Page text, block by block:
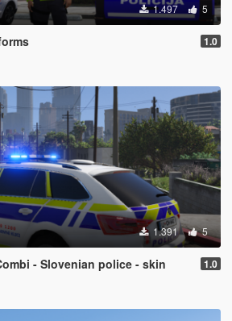
1.497 5
1.0
1.391 5
- Slovenian police - skin 1.0